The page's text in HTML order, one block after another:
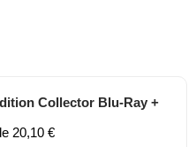
Collector Blu-Ray +
20,10 €